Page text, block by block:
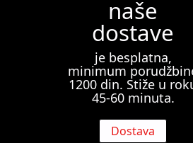
naše
dostave
je besplatna,
minimum
1200 din. Stiže u
45-60 minuta.
Dostava